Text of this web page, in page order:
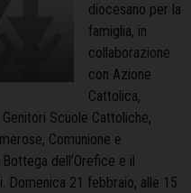
diocesano per la
famiglia, in
collaborazione
con Azione
Cattolica,
Scuole Cattoliche,
Comunione e
dell’Orefice e il
Domenica 21 febbraio, alle 15